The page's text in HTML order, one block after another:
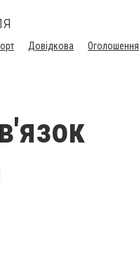
Довідкова Оголошення